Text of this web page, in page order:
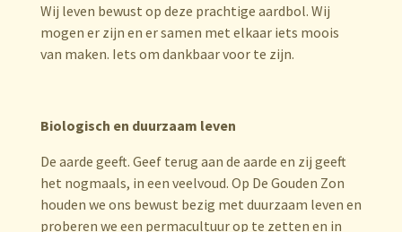
Wij leven bewust op deze prachtige aardbol. Wij
mogen er zijn en er samen met elkaar iets moois
van maken. Iets om dankbaar voor te zijn.
Biologisch en duurzaam leven
De aarde geeft. Geef terug aan de aarde en zij geeft
het nogmaals, in een veelvoud. Op De Gouden Zon
houden we ons bewust bezig met duurzaam leven en
proberen we een permacultuur op te zetten en in